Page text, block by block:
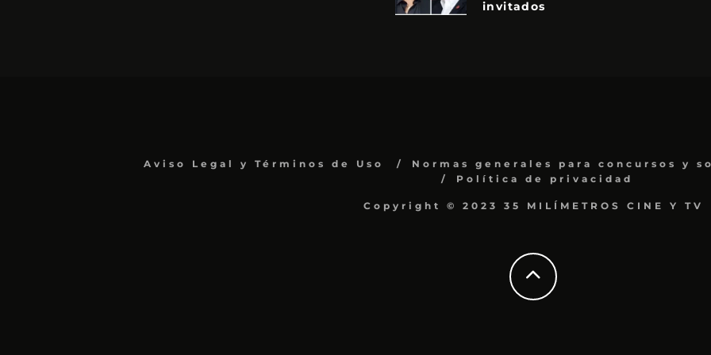
invitados
Aviso Legal y Términos de Uso Normas generales para concursos y
Política de privacidad
Copyright © 2023 35 MILÍMETROS CINE Y TV